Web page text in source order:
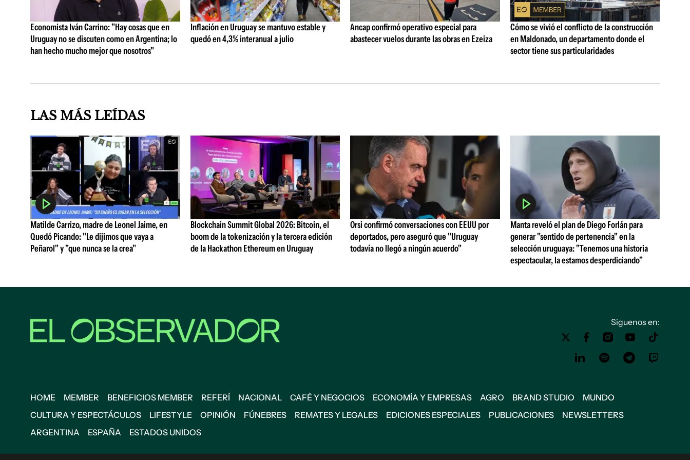
Economista Iván Carrino: "Hay cosas que en
Uruguay no se discuten como en Argentina; lo
han hecho mucho mejor que nosotros"
Inflación en Uruguay se mantuvo estable y
quedó en 4,3% interanual a julio
Ancap confirmó operativo especial para
abastecer vuelos durante las obras en Ezeiza
Cómo se vivió el conflicto de la construcción
en Maldonado, un departamento donde el
sector tiene sus particularidades
LAS MÁS LEÍDAS
Matilde Carrizo, madre de Leonel Jaime, en
Quedó Picando: "Le dijimos que vaya a
Peñarol" y "que nunca se la crea"
Blockchain Summit Global 2026: Bitcoin, el
boom de la tokenización y la tercera edición
de la Hackathon Ethereum en Uruguay
Orsi confirmó conversaciones con EEUU por
deportados, pero aseguró que "Uruguay
todavía no llegó a ningún acuerdo"
Manta reveló el plan de Diego Forlán para
generar "sentido de pertenencia" en la
selección uruguaya: "Tenemos una historia
espectacular, la estamos desperdiciando"
Siguenos en:
HOME MEMBER BENEFICIOS MEMBER REFERÍ NACIONAL CAFÉ Y NEGOCIOS ECONOMÍA Y EMPRESAS AGRO BRAND STUDIO
MUNDO
CULTURA Y ESPECTÁCULOS
LIFESTYLE OPINIÓN FÚNEBRES REMATES Y LEGALES EDICIONES ESPECIALES PUBLICACIONES
NEWSLETTERS
ARGENTINA
ESPAÑA ESTADOS UNIDOS